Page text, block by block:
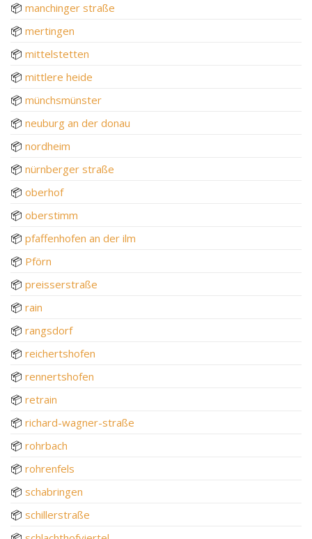
📦 manchinger straße
📦 mertingen
📦 mittelstetten
📦 mittlere heide
📦 münchsmünster
📦 neuburg an der donau
📦 nordheim
📦 nürnberger straße
📦 oberhof
📦 oberstimm
📦 pfaffenhofen an der ilm
📦 Pförn
📦 preisserstraße
📦 rain
📦 rangsdorf
📦 reichertshofen
📦 rennertshofen
📦 retrain
📦 richard-wagner-straße
📦 rohrbach
📦 rohrenfels
📦 schabringen
📦 schillerstraße